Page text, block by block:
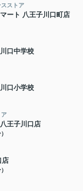
ストア
ート 八王子川口町店
口中学校
口小学校
ア
王子川口店
店